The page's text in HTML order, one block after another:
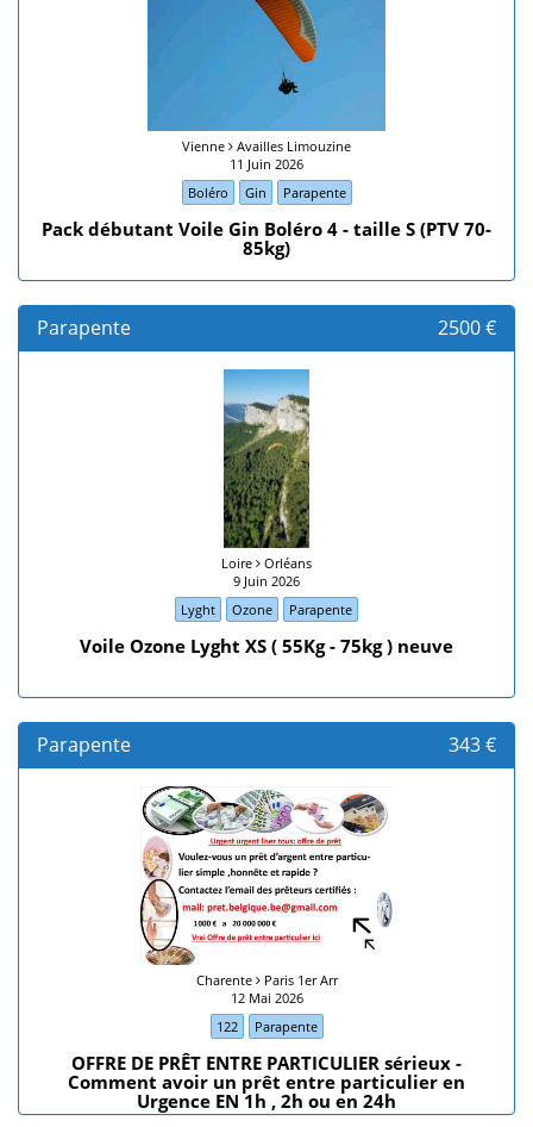
Vienne
Availles Limouzine
11 Juin 2026
Boléro
Gin Parapente
Pack débutant Voile Gin Boléro 4 - taille S (PTV 70-
85kg)
Parapente 2500 €
Loire
Orléans
9 Juin 2026
Lyght
Ozone Parapente
Voile Ozone Lyght XS ( 55Kg - 75kg ) neuve
Parapente 343 €
Charente Paris 1er Arr
12 Mai 2026
122
Parapente
OFFRE DE PRÊT ENTRE PARTICULIER sérieux -
Comment avoir un prêt entre particulier en
Urgence EN 1h , 2h ou en 24h